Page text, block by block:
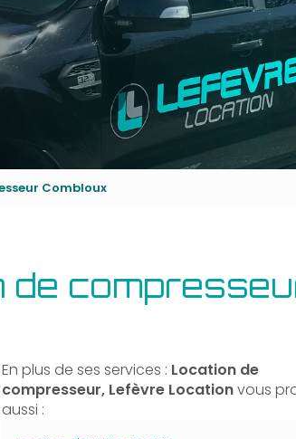
Combloux
de
En plus de ses services : Location de
compresseur, Lefèvre Locationvous
aussi :